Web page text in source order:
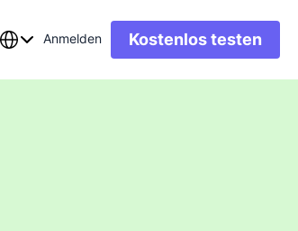
Anmelden Kostenlos testen